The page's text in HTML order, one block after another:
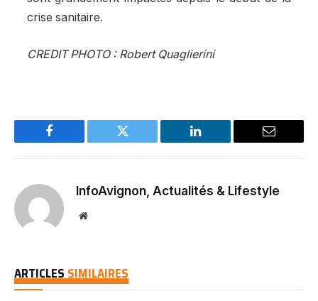
crise sanitaire.
CREDIT PHOTO : Robert Quaglierini
Facebook Twitter LinkedIn Email
InfoAvignon, Actualités & Lifestyle
Website
ARTICLESSIMILAIRES